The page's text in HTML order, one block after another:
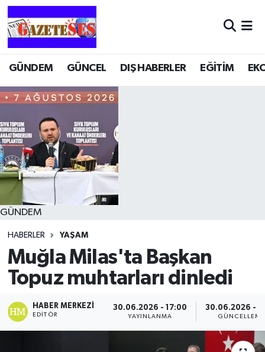
GÜNDEM GÜNCEL DIŞ HABERLER EĞİTİM
GÜNDEM
HABERLER YAŞAM
Muğla Milas'ta Başkan
Topuz muhtarları dinledi
HABER MERKEZI
EDITÖR
30.06.2026 - 17:00
YAYINLANMA
30.06.2026 -
GÜNCELLEME